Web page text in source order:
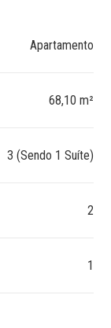
Apartamento
68,10 m²
3 (Sendo 1 Suíte)
2
1